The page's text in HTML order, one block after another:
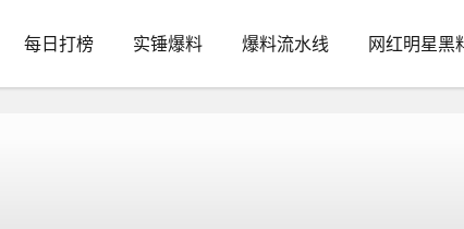
每日打榜 实锤爆料 爆料流水线 网红明星黑